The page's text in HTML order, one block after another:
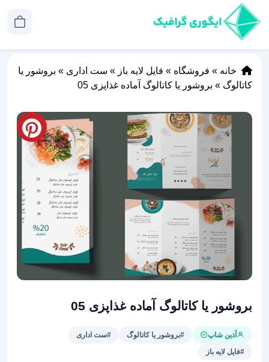
خانه » فروشگاه » فایل لایه باز » ست اداری » بروشور یا
کاتالوگ » بروشور یا کاتالوگ آماده غذاپزی 05
بروشور یا کاتالوگ آماده غذاپزی 05
آذین شاپ #بروشور یا کاتالوگ
#ست اداری
#فایل لایه باز